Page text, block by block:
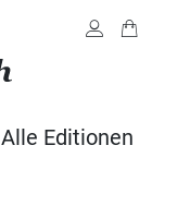
Alle Editionen